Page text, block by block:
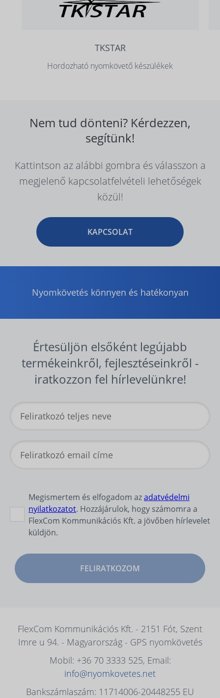
TKSTAR
Hordozható nyomkövető készülékek
Nem tud dönteni? Kérdezzen,
segítünk!
Kattintson az alábbi gombra és válasszon a
megjelenő kapcsolatfelvételi lehetőségek
közül!
KAPCSOLAT
Nyomkövetés könnyen és hatékonyan
Értesüljön elsőként legújabb
termékeinkről, fejlesztéseinkről -
iratkozzon fel hírlevelünkre!
Megismertem és elfogadom azadatvédelmi
nyilatkozatot. Hozzájárulok, hogy számomra a
FlexCom Kommunikációs Kft. a jövőben hírlevelet
küldjön.
FELIRATKOZOM
FlexCom Kommunikációs Kft. - 2151 Fót, Szent
Imre u 94. - Magyarország - GPS nyomkövetés
Mobil: +36 70 3333 525, Email:
info@nyomkovetes.net
Bankszámlaszám: 11714006-20448255 EU